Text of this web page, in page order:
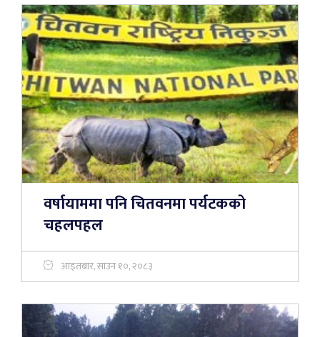
वर्षायाममा पनि चितवनमा पर्यटकको
चहलपहल
आइतबार, साउन १०, २०८३